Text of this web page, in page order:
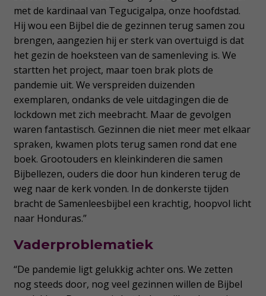
met de kardinaal van Tegucigalpa, onze hoofdstad.
Hij wou een Bijbel die de gezinnen terug samen zou
brengen, aangezien hij er sterk van overtuigd is dat
het gezin de hoeksteen van de samenleving is. We
startten het project, maar toen brak plots de
pandemie uit. We verspreiden duizenden
exemplaren, ondanks de vele uitdagingen die de
lockdown met zich meebracht. Maar de gevolgen
waren fantastisch. Gezinnen die niet meer met elkaar
spraken, kwamen plots terug samen rond dat ene
boek. Grootouders en kleinkinderen die samen
Bijbellezen, ouders die door hun kinderen terug de
weg naar de kerk vonden. In de donkerste tijden
bracht de Samenleesbijbel een krachtig, hoopvol licht
naar Honduras.”
Vaderproblematiek
“De pandemie ligt gelukkig achter ons. We zetten
nog steeds door, nog veel gezinnen willen de Bijbel